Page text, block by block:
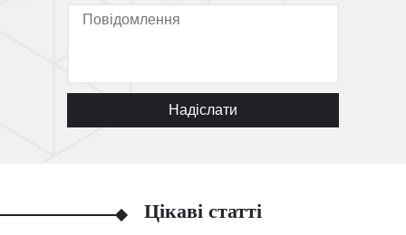
Надіслати
Цікаві статті